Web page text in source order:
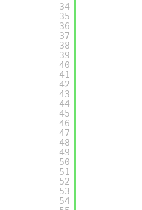
34
35
36
37
38
39
40
41
42
43
44
45
46
47
48
49
50
51
52
53
54